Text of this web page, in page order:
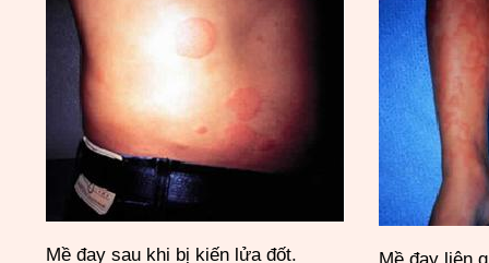
Mề đay sau khi bị kiến lửa đốt. Mề đay liên